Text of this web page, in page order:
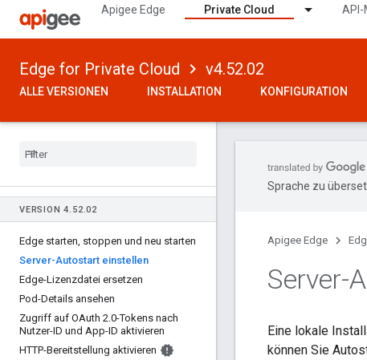
Apigee Edge Private Cloud API-
Edge for Private Cloud v4.52.02
ALLE VERSIONEN INSTALLATION KONFIGURATION
VERSION 4. 52.02
Edge starten, stoppen und neu starten
Server-Autostart einstellen
Edge-Lizenzdatei ersetzen
Pod-Details ansehen
Zugriff auf OAuth 2.0-Tokens nach
Nutzer-ID und App-ID aktivieren
HTTP-Bereitstellung aktivieren
Sprache zu
Apigee Edge
Server-
Eine lokale
können Sie